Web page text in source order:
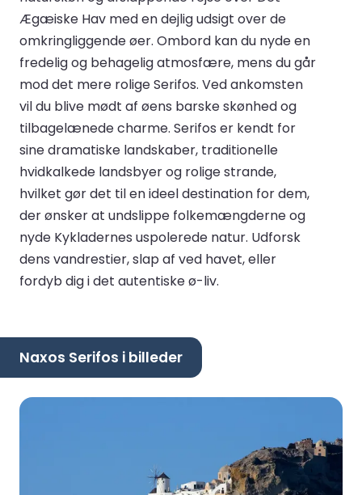
Ægæiske Hav med en dejlig udsigt over de
omkringliggende øer. Ombord kan du nyde en
fredelig og behagelig atmosfære, mens du går
mod det mere rolige Serifos. Ved ankomsten
vil du blive mødt af øens barske skønhed og
tilbagelænede charme. Serifos er kendt for
sine dramatiske landskaber, traditionelle
hvidkalkede landsbyer og rolige strande,
hvilket gør det til en ideel destination for dem,
der ønsker at undslippe folkemængderne og
nyde Kykladernes uspolerede natur. Udforsk
dens vandrestier, slap af ved havet, eller
fordyb dig i det autentiske ø-liv.
Naxos Serifos i billeder